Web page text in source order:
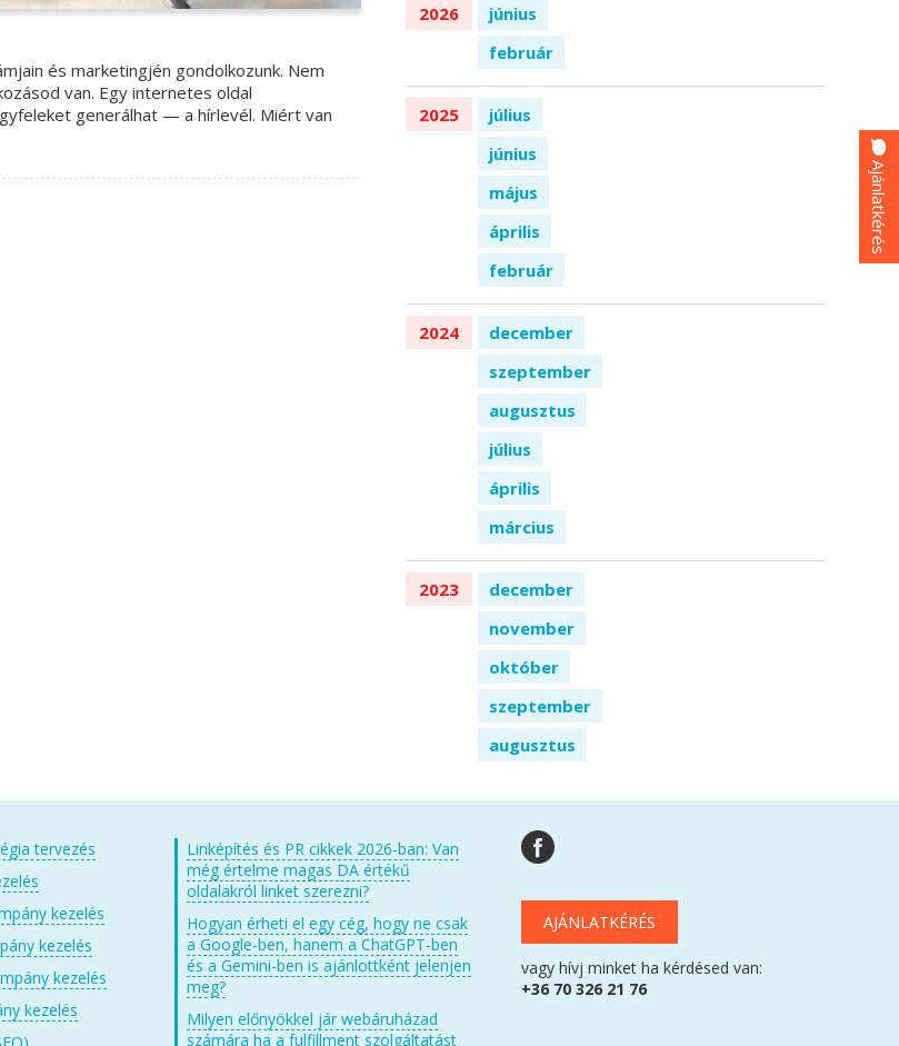
és marketingjén gondolkozunk. Nem
van. Egy internetes oldal
generálhat — a hírlevél. Miért van
2026
június
február
2025
július
június
május
április
február
2024
december
szeptember
augusztus
július
április
március
2023
december
november
október
szeptember
augusztus
tervezés
kezelés
kezelés
kezelés
kezelés
Linképítés és PR cikkek 2026-ban: Van
még értelme magas DA értékű
oldalakról linket szerezni?
Hogyan érheti el egy cég, hogy ne csak
a Google-ben, hanem a ChatGPT-ben
és a Gemini-ben is ajánlottként jelenjen
meg?
Milyen előnyökkel jár webáruházad
számára ha a fulfillment szolgáltatást
AJÁNLATKÉRÉS
vagy hívj minket ha kérdésed van:
+36 70 326 21 76
Ajánlatkérés